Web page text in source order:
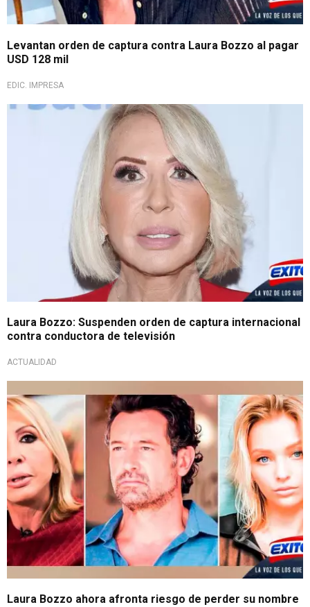
Levantan orden de captura contra Laura Bozzo al pagar
USD 128 mil
EDIC. IMPRESA
Laura Bozzo: Suspenden orden de captura internacional
contra conductora de televisión
ACTUALIDAD
Laura Bozzo ahora afronta riesgo de perder su nombre